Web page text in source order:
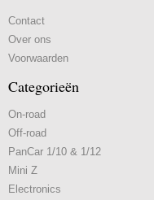
Contact
Over ons
Voorwaarden
Categorieën
On-road
Off-road
PanCar 1/10 & 1/12
Mini Z
Electronics